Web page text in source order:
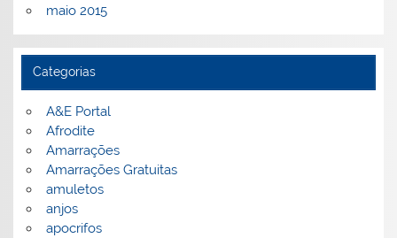
maio 2015
Categorias
A&E Portal
Afrodite
Amarrações
Amarrações Gratuitas
amuletos
anjos
apocrifos